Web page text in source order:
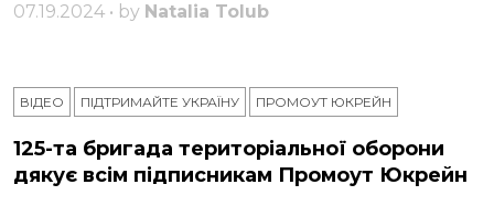
07.19.2024 • by Natalia Tolub
ВІДЕО ПІДТРИМАЙТЕ УКРАЇНУ ПРОМОУТ ЮКРЕЙН
125-та бригада територіальної оборони
дякує всім підписникам Промоут Юкрейн